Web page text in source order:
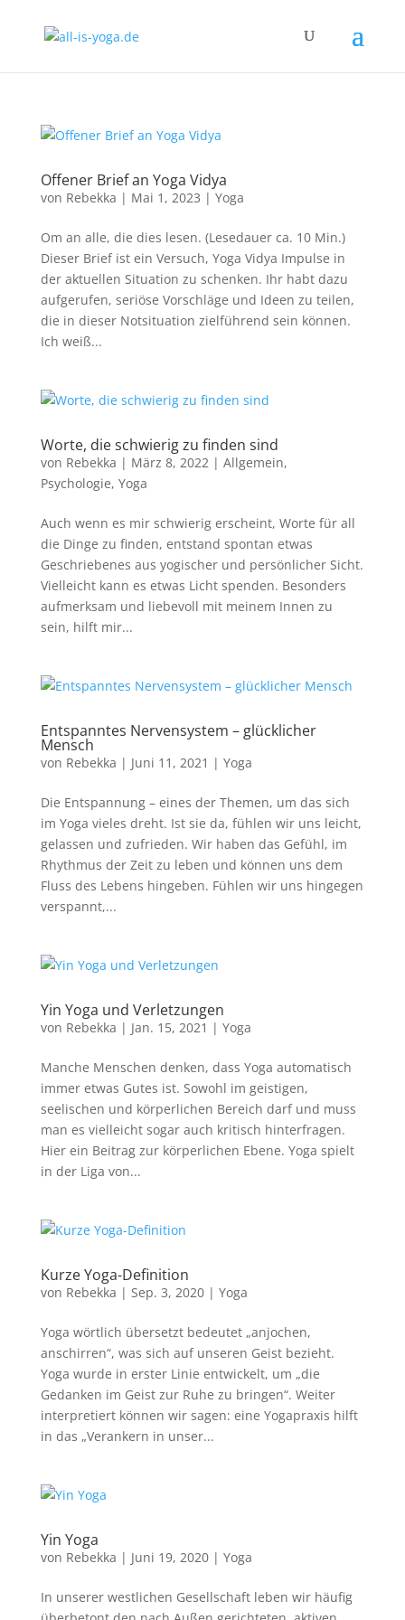
Offener Brief an Yoga Vidya
von Rebekka | Mai 1, 2023 | Yoga
Om an alle, die dies lesen. (Lesedauer ca. 10 Min.)
Dieser Brief ist ein Versuch, Yoga Vidya Impulse in
der aktuellen Situation zu schenken. Ihr habt dazu
aufgerufen, seriöse Vorschläge und Ideen zu teilen,
die in dieser Notsituation zielführend sein können.
Ich weiß...
Worte, die schwierig zu finden sind
von Rebekka | März 8, 2022| Allgemein,
Psychologie, Yoga
Auch wenn es mir schwierig erscheint, Worte für all
die Dinge zu finden, entstand spontan etwas
Geschriebenes aus yogischer und persönlicher Sicht.
Vielleicht kann es etwas Licht spenden. Besonders
aufmerksam und liebevoll mit meinem Innen zu
sein, hilft mir...
Entspanntes Nervensystem – glücklicher
Mensch
von Rebekka | Juni 11, 2021 | Yoga
Die Entspannung – eines der Themen, um das sich
im Yoga vieles dreht. Ist sie da, fühlen wir uns leicht,
gelassen und zufrieden. Wir haben das Gefühl, im
Rhythmus der Zeit zu leben und können uns dem
Fluss des Lebens hingeben. Fühlen wir uns hingegen
verspannt,...
Yin Yoga und Verletzungen
von Rebekka | Jan. 15, 2021 | Yoga
Manche Menschen denken, dass Yoga automatisch
immer etwas Gutes ist. Sowohl im geistigen,
seelischen und körperlichen Bereich darf und muss
man es vielleicht sogar auch kritisch hinterfragen.
Hier ein Beitrag zur körperlichen Ebene. Yoga spielt
in der Liga von...
Kurze Yoga-Definition
von Rebekka | Sep. 3, 2020| Yoga
Yoga wörtlich übersetzt bedeutet „anjochen,
anschirren“, was sich auf unseren Geist bezieht.
Yoga wurde in erster Linie entwickelt, um „die
Gedanken im Geist zur Ruhe zu bringen“. Weiter
interpretiert können wir sagen: eine Yogapraxis hilft
in das „Verankern in unser...
Yin Yoga
von Rebekka | Juni 19, 2020| Yoga
In unserer westlichen Gesellschaft leben wir häufig